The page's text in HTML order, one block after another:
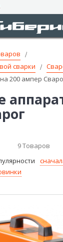
сварки
200 ампер
9Товаров